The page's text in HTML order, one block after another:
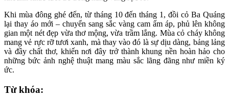
Khi mùa đông ghé đến, từ tháng 10 đến tháng 1, đồi cỏ Ba Quáng
lại thay áo mới – chuyển sang sắc vàng cam ấm áp, phủ lên không
gian một nét đẹp vừa thơ mộng, vừa trầm lắng. Mùa cỏ cháy không
mang vẻ rực rỡ tươi xanh, mà thay vào đó là sự dịu dàng, bảng lảng
và đầy chất thơ, khiến nơi đây trở thành khung nền hoàn hảo cho
những bức ảnh nghệ thuật mang màu sắc lãng đãng như miền ký
ức.
Từ khóa: